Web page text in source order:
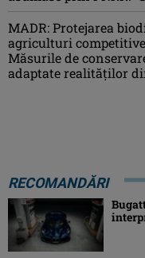
MADR: Protejarea
agriculturi
Măsurile de
adaptate realităţilor
RECOMANDĂRI